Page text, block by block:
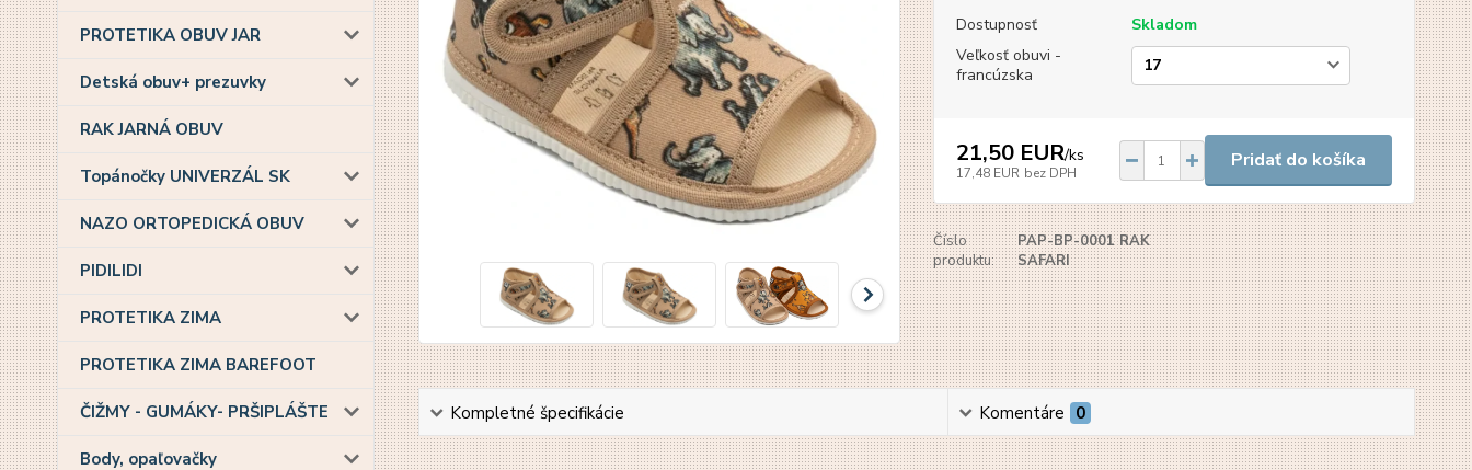
PROTETIKA OBUV JAR
Detská obuv+ prezuvky
RAK JARNÁ OBUV
Topánočky UNIVERZÁL SK
NAZO ORTOPEDICKÁ OBUV
PIDILIDI
PROTETIKA ZIMA
PROTETIKA ZIMA BAREFOOT
ČIŽMY - GUMÁKY- PRŠIPLÁŠTE
Body, opaľovačky
Dostupnosť
Skladom
Veľkosť obuvi -
francúzska
21,50 EUR/ks
17,48 EUR bez DPH
Pridať do košíka
Číslo
produktu:
PAP-BP-0001 RAK
SAFARI
Kompletné špecifikácie Komentáre 0